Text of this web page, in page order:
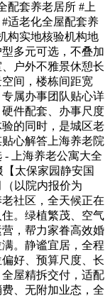
配套养老居所 #上
适老化全屋配套养
构实地核验机构地
多元可选，不叠加
户外不雅景休憩长
间，楼栋间距宽
属办事团队贴心详
件配套、办事尺度
的同时，是城区老
心解答上海养老院
- 上海养老公寓大全
【太保家园静安国
（以院内报价为
社区，全天候正在
。绿植繁茂、空气
，帮力家眷高效婚
。静谧宜居，全程
好、预算尺度、长
屋精拆交付，适配
、无附加业态，全